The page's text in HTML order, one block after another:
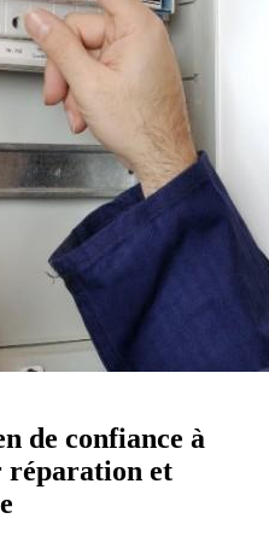
de confiance à
réparation et